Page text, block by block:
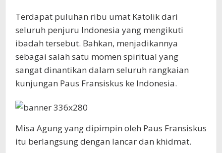
Terdapat puluhan ribu umat Katolik dari
seluruh penjuru Indonesia yang mengikuti
ibadah tersebut. Bahkan, menjadikannya
sebagai salah satu momen spiritual yang
sangat dinantikan dalam seluruh rangkaian
kunjungan Paus Fransiskus ke Indonesia.
Misa Agung yang dipimpin oleh Paus Fransiskus
itu berlangsung dengan lancar dan khidmat.